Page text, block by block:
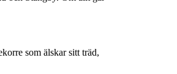
som älskar sitt träd,